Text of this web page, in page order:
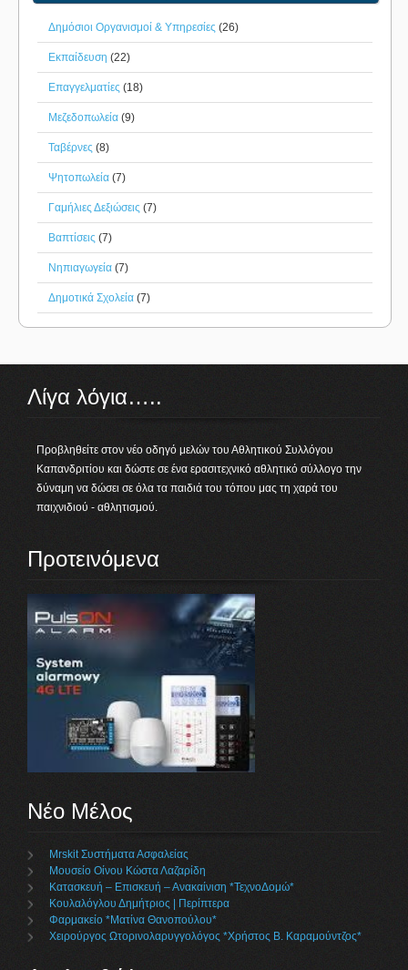
Δημόσιοι Οργανισμοί & Υπηρεσίες (26)
Εκπαίδευση (22)
Επαγγελματίες (18)
Μεζεδοπωλεία (9)
Ταβέρνες (8)
Ψητοπωλεία (7)
Γαμήλιες Δεξιώσεις (7)
Βαπτίσεις (7)
Νηπιαγωγεία (7)
Δημοτικά Σχολεία (7)
Λίγα λόγια…..
Προβληθείτε στον νέο οδηγό μελών του Αθλητικού Συλλόγου
Καπανδριτίου και δώστε σε ένα ερασιτεχνικό αθλητικό σύλλογο την
δύναμη να δώσει σε όλα τα παιδιά του τόπου μας τη χαρά του
παιχνιδιού - αθλητισμού.
Προτεινόμενα
Νέο Μέλος
Mrskit Συστήματα Ασφαλείας
Μουσείο Οίνου Κώστα Λαζαρίδη
Κατασκευή – Επισκευή – Ανακαίνιση *ΤεχνοΔομώ*
Κουλαλόγλου Δημήτριος | Περίπτερα
Φαρμακείο *Ματίνα Θανοπούλου*
Χειρούργος Ωτορινολαρυγγολόγος *Χρήστος Β. Καραμούντζος*